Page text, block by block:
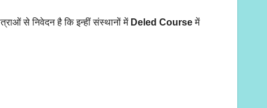
से निवेदन है कि इन्हीं संस्थानों में Deled Courseमें